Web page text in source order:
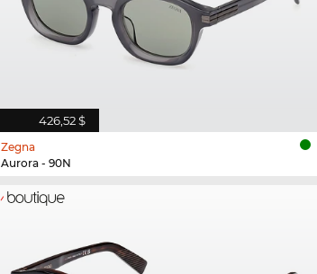
426,52 $
Zegna
Aurora - 90N